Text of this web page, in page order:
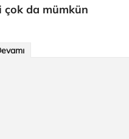
çok da mümkün